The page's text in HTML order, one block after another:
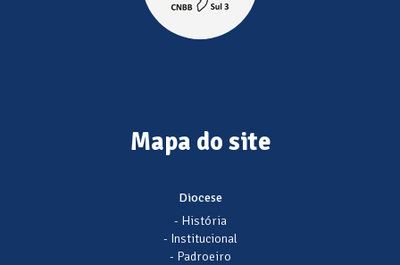
Mapa do site
Diocese
- História
- Institucional
- Padroeiro